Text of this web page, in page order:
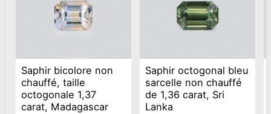
Saphir bicolore non
chauffé, taille
octogonale 1,37
carat, Madagascar
Saphir octogonal bleu
sarcelle non chauffé
de 1,36 carat, Sri
Lanka